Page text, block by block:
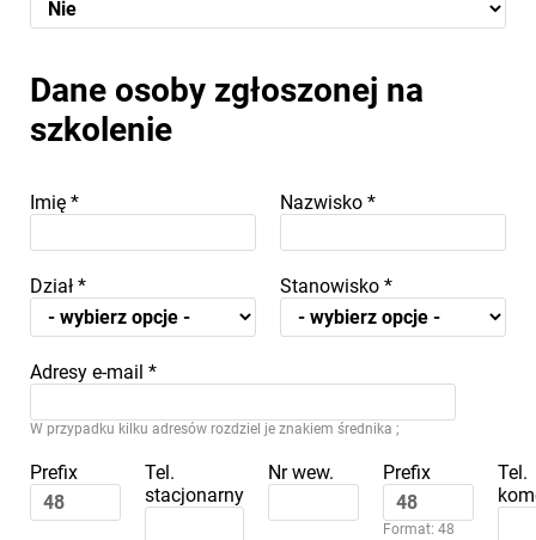
Dane osoby zgłoszonej na
szkolenie
Imię * Nazwisko *
Dział * Stanowisko *
Adresy e-mail *
W przypadku kilku adresów rozdziel je znakiem średnika ;
Prefix
Tel.
stacjonarny
Nr wew. Prefix
Format: 48
Tel.